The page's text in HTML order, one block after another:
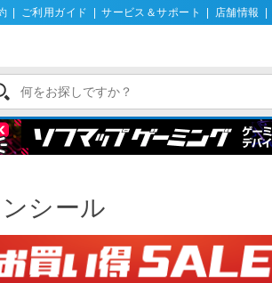
ご利用ガイド サービス＆サポート 店舗情報
シール